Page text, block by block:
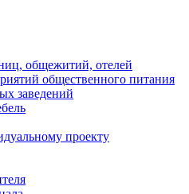
общежитий, отелей
общественного питания
заведений
проекту